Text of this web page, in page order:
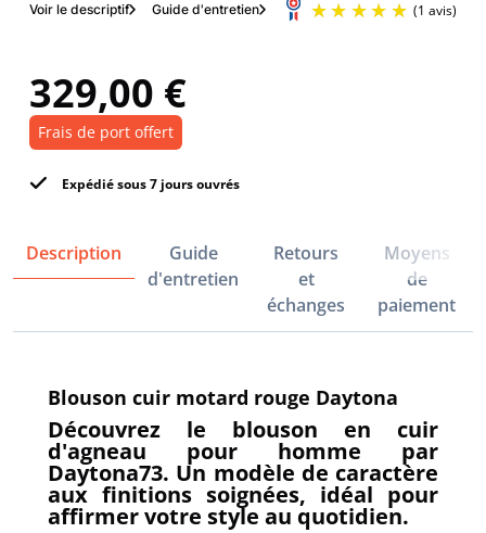
Voir le descriptif Guide d'entretien
329,00 €
Frais de port offert
Expédié sous 7 jours ouvrés
Description
Guide
d'entretien
Retours
et
échanges
Moyens
de
paiement
Blouson cuir motard rouge Daytona
Découvrez le blouson en cuir
d'agneau pour homme par
Daytona73. Un modèle de caractère
aux finitions soignées, idéal pour
affirmer votre style au quotidien.